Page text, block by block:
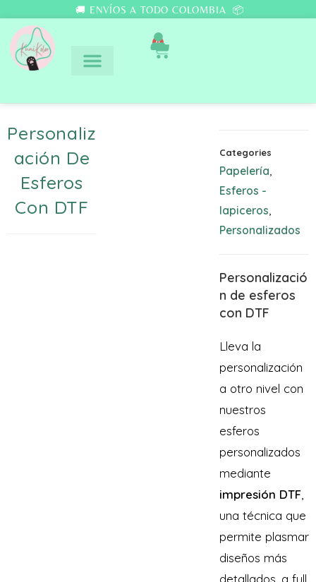
🚚 ENVÍOS A TODO COLOMBIA 📦
0
Personaliz
Ación De
Esferos
Con DTF
Categories
Papelería
Esferos -
lapiceros
Personalizados
Personalizació
n de esferos
con DTF
Lleva la
personalización
a otro nivel con
nuestros
esferos
personalizados
mediante
impresión DTF
una técnica que
permite plasmar
diseños más
detallados, a full